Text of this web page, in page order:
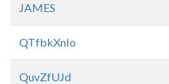
JAMES
QTfbkXnIo
QuvZfUJd